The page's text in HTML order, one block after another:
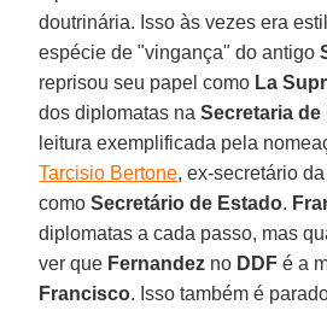
doutrinária. Isso às vezes era
espécie de "vingança" do antigo
reprisou seu papel como La
dos diplomatas naSecretaria de
leitura exemplificada pela
Tarcisio Bertone, ex-secretário da
comoSecretário de Estado.
diplomatas a cada passo, mas
ver que Fernandez no DDF é a
Francisco. Isso também é